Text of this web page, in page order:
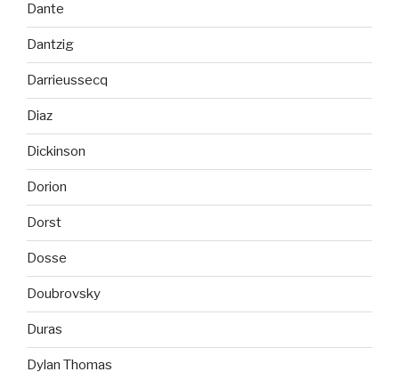
Dante
Dantzig
Darrieussecq
Diaz
Dickinson
Dorion
Dorst
Dosse
Doubrovsky
Duras
Dylan Thomas